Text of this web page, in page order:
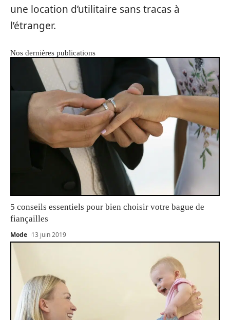
une location d’utilitaire sans tracas à
l’étranger.
Nos dernières publications
5 conseils essentiels pour bien choisir votre bague de
fiançailles
Mode 13 juin 2019